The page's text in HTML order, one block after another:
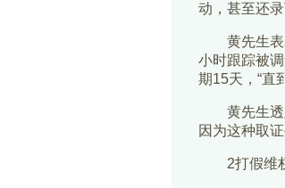
动，甚至还
黄先生表示
小时跟踪被
期15天，“直
黄先生透露
因为这种取
2打假维